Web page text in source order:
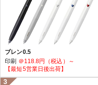
ブレン0.5
印刷 ＠118.8円（税込）～
【最短5営業日後出荷】